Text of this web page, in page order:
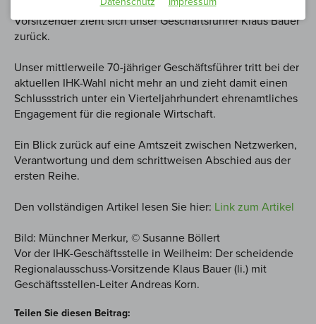
München und Oberbayern und acht Jahren als dessen
Vorsitzender zieht sich unser Geschäftsführer Klaus Bauer
zurück.
Unser mittlerweile 70-jähriger Geschäftsführer tritt bei der
aktuellen IHK-Wahl nicht mehr an und zieht damit einen
Schlussstrich unter ein Vierteljahrhundert ehrenamtliches
Engagement für die regionale Wirtschaft.
Ein Blick zurück auf eine Amtszeit zwischen Netzwerken,
Verantwortung und dem schrittweisen Abschied aus der
ersten Reihe.
Den vollständigen Artikel lesen Sie hier: Link zum Artikel
Bild: Münchner Merkur, © Susanne Böllert
Vor der IHK-Geschäftsstelle in Weilheim: Der scheidende
Regionalausschuss-Vorsitzende Klaus Bauer (li.) mit
Geschäftsstellen-Leiter Andreas Korn.
Teilen Sie diesen Beitrag: